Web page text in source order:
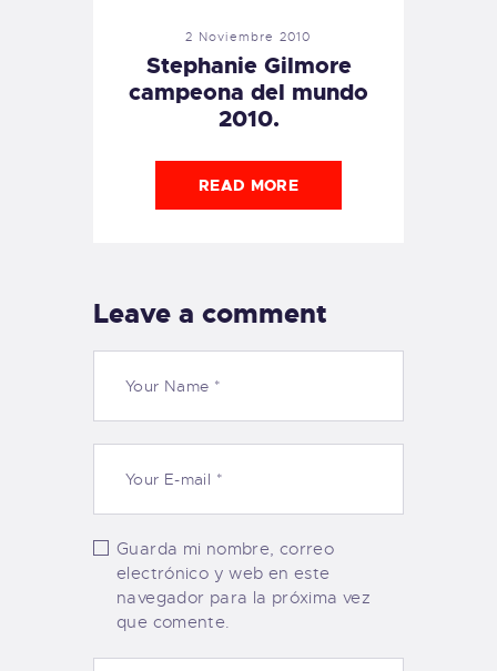
2 Noviembre 2010
Stephanie Gilmore
campeona del mundo
2010.
READ MORE
Leave a comment
Guarda mi nombre, correo
electrónico y web en este
navegador para la próxima vez
que comente.